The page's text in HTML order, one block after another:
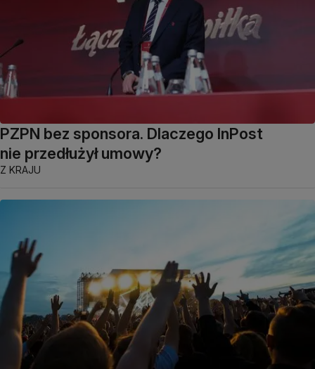
PZPN bez sponsora. Dlaczego InPost
nie przedłużył umowy?
Z KRAJU